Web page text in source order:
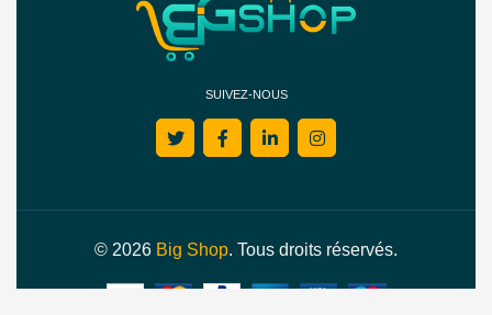
SUIVEZ-NOUS
© 2026 Big Shop. Tous droits réservés.